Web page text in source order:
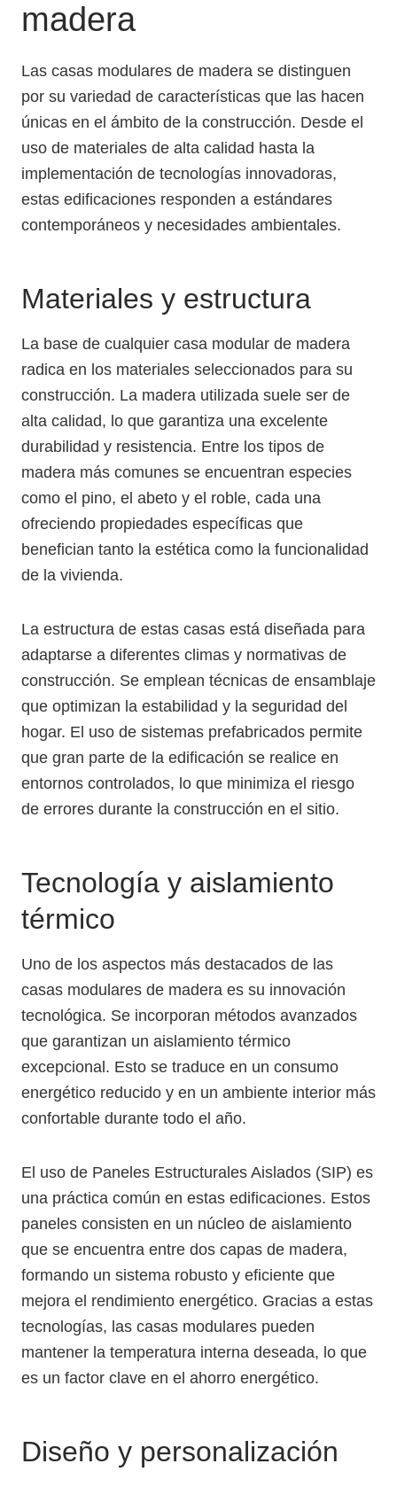
madera
Las casas modulares de madera se distinguen
por su variedad de características que las hacen
únicas en el ámbito de la construcción. Desde el
uso de materiales de alta calidad hasta la
implementación de tecnologías innovadoras,
estas edificaciones responden a estándares
contemporáneos y necesidades ambientales.
Materiales y estructura
La base de cualquier casa modular de madera
radica en los materiales seleccionados para su
construcción. La madera utilizada suele ser de
alta calidad, lo que garantiza una excelente
durabilidad y resistencia. Entre los tipos de
madera más comunes se encuentran especies
como el pino, el abeto y el roble, cada una
ofreciendo propiedades específicas que
benefician tanto la estética como la funcionalidad
de la vivienda.
La estructura de estas casas está diseñada para
adaptarse a diferentes climas y normativas de
construcción. Se emplean técnicas de ensamblaje
que optimizan la estabilidad y la seguridad del
hogar. El uso de sistemas prefabricados permite
que gran parte de la edificación se realice en
entornos controlados, lo que minimiza el riesgo
de errores durante la construcción en el sitio.
Tecnología y aislamiento
térmico
Uno de los aspectos más destacados de las
casas modulares de madera es su innovación
tecnológica. Se incorporan métodos avanzados
que garantizan un aislamiento térmico
excepcional. Esto se traduce en un consumo
energético reducido y en un ambiente interior más
confortable durante todo el año.
El uso de Paneles Estructurales Aislados (SIP) es
una práctica común en estas edificaciones. Estos
paneles consisten en un núcleo de aislamiento
que se encuentra entre dos capas de madera,
formando un sistema robusto y eficiente que
mejora el rendimiento energético. Gracias a estas
tecnologías, las casas modulares pueden
mantener la temperatura interna deseada, lo que
es un factor clave en el ahorro energético.
Diseño y personalización